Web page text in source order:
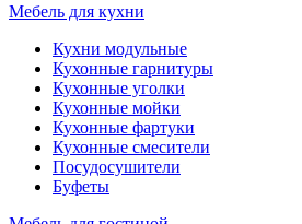
Мебель для кухни
Кухни модульные
Кухонные гарнитуры
Кухонные уголки
Кухонные мойки
Кухонные фартуки
Кухонные смесители
Посудосушители
Буфеты